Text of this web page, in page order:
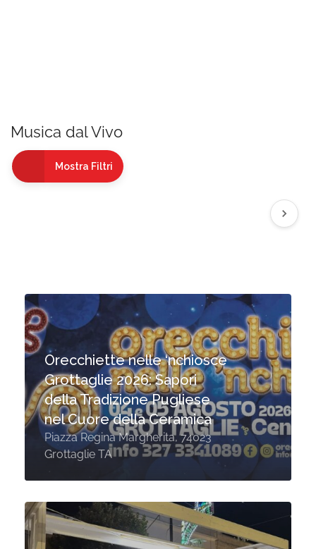
Musica dal Vivo
Mostra Filtri
Orecchiette nelle ‘nchiosce
Grottaglie 2026: Sapori
della Tradizione Pugliese
nel Cuore della Ceramica
Piazza Regina Margherita, 74023
Grottaglie TA